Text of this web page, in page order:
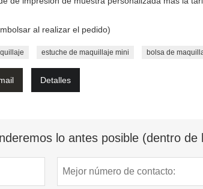
al realizar el pedido)
estuche de maquillaje mini bolsa de
Detalles
lo antes posible (dentro de